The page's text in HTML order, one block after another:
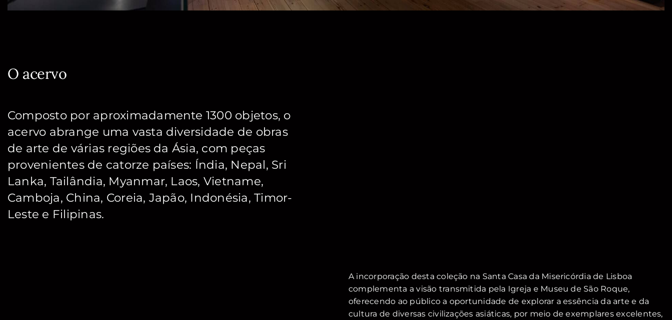
O acervo
Composto por aproximadamente 1300 objetos, o
acervo abrange uma vasta diversidade de obras
de arte de várias regiões da Ásia, com peças
provenientes de catorze países: Índia, Nepal, Sri
Lanka, Tailândia, Myanmar, Laos, Vietname,
Camboja, China, Coreia, Japão, Indonésia, Timor-
Leste e Filipinas.
A incorporação desta coleção na Santa Casa da Misericórdia de Lisboa
complementa a visão transmitida pela Igreja e Museu de São Roque,
oferecendo ao público a oportunidade de explorar a essência da arte e da
cultura de diversas civilizações asiáticas, por meio de exemplares excelentes,